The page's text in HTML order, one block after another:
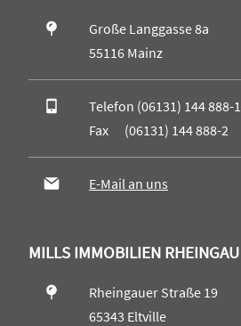
Große Langgasse 8a
55116 Mainz
Telefon (06131) 144 888-1
Fax (06131) 144 888-2
E-Mail an uns
MILLS IMMOBILIEN RHEINGAU
Rheingauer Straße 19
65343 Eltville